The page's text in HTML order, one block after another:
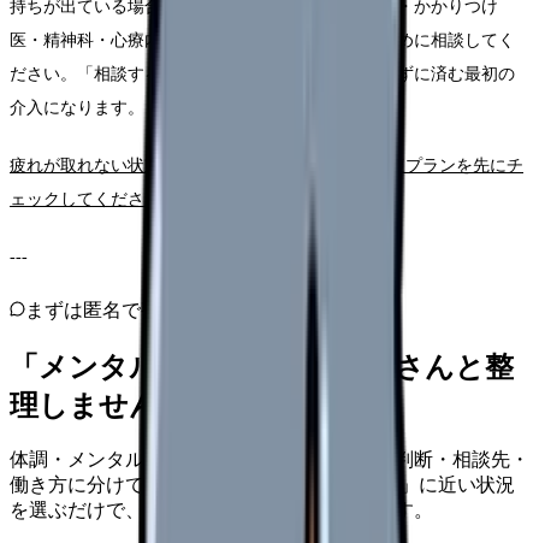
持ちが出ている場合は、自己判断で粘らず、産業医・かかりつけ
医・精神科・心療内科・こころの耳のいずれかへ早めに相談してく
ださい。「相談すること」自体が、症状を悪化させずに済む最初の
介入になります。
疲れが取れない状態が続いている方は、2週間の回復プランを先にチ
ェックしてください
---
まずは匿名で整理
「メンタル不調」を、カンゴさんと整
理しませんか。
体調・メンタルの悩みを、今の危険度・休む判断・相談先・
働き方に分けて整理します。 「メンタル不調」に近い状況
を選ぶだけで、次に確認することまで進めます。